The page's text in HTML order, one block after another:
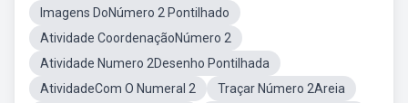
Imagens DoNúmero 2 Pontilhado
Atividade CoordenaçãoNúmero 2
Atividade Numero 2Desenho Pontilhada
AtividadeCom O Numeral 2
Traçar Número 2Areia